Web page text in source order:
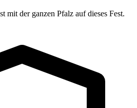
mit der ganzen Pfalz auf dieses Fest.